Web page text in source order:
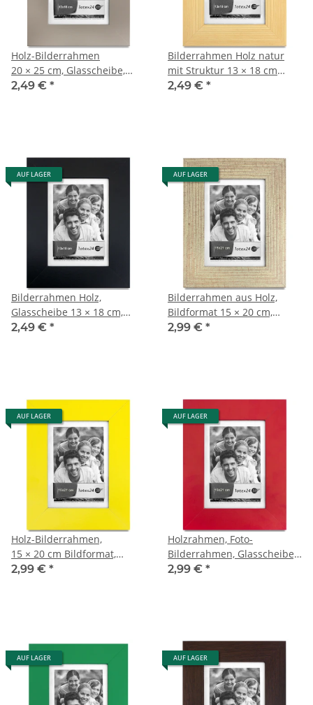
Holz-Bilderrahmen
20 × 25 cm, Glasscheibe,
Bilderformat 13 × 18 cm
2,49 € *
Bilderrahmen Holz natur
mit Struktur 13 × 18 cm
Wandrahmen Standrahmen
2,49 € *
AUF LAGER
Bilderrahmen Holz,
Glasscheibe 13 × 18 cm,
Stand- und Wandrahmen
2,49 € *
AUF LAGER
Bilderrahmen aus Holz,
Bildformat 15 × 20 cm,
Standfuß und Aufhängung
2,99 € *
AUF LAGER
Holz-Bilderrahmen,
15 × 20 cm Bildformat,
Fotorahmen, Holzrahmen
2,99 € *
AUF LAGER
Holzrahmen, Foto-
Bilderrahmen, Glasscheibe,
Bildformat 15 × 20 cm
2,99 € *
AUF LAGER AUF LAGER